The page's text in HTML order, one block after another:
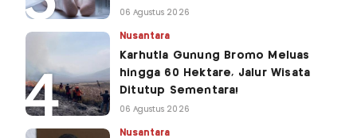
06 Agustus 2026
Nusantara
Karhutla Gunung Bromo Meluas
hingga 60 Hektare, Jalur Wisata
Ditutup Sementara!
06 Agustus 2026
Nusantara